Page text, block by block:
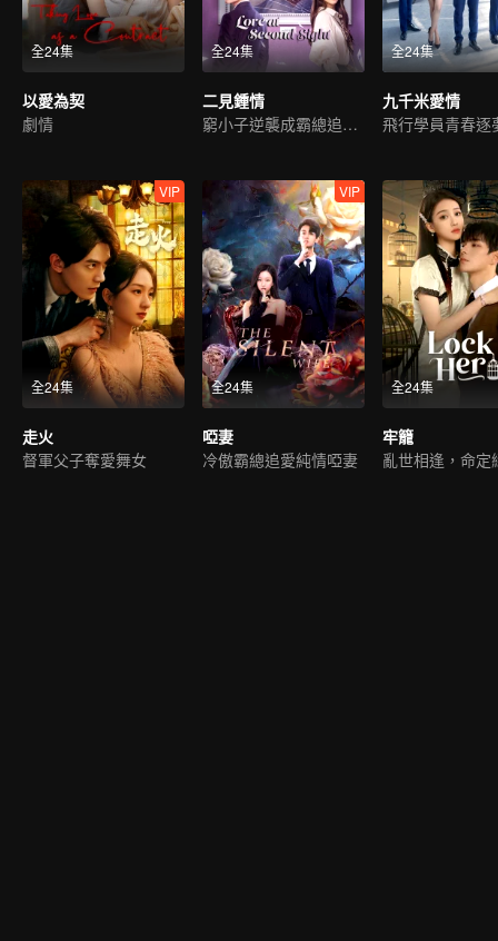
全24集
以愛為契
劇情
全24集
二見鍾情
窮小子逆襲成霸總追初戀
全24集
九千米愛情
飛行學員青春逐
全24集
VIP
走火
督軍父子奪愛舞女
全24集
VIP
啞妻
冷傲霸總追愛純情啞妻
全24集
牢籠
亂世相逢，命定